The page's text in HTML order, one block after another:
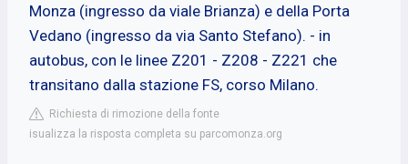
Monza (ingresso da viale Brianza) e della Porta
Vedano (ingresso da via Santo Stefano). - in
autobus, con le linee Z201 - Z208 - Z221 che
transitano dalla stazione FS, corso Milano.
Richiesta di rimozione della fonte
isualizza la risposta completa su parcomonza.org